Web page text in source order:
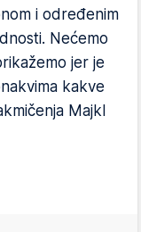
i određenim
Nećemo
jer je
kakve
Majkl